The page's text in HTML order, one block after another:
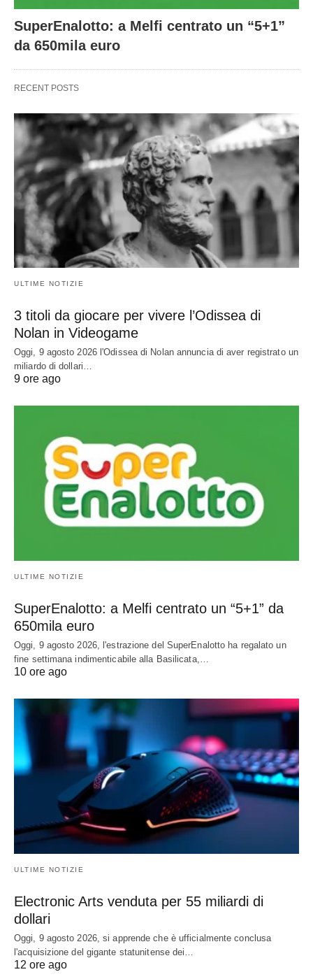
SuperEnalotto: a Melfi centrato un “5+1”
da 650mila euro
RECENT POSTS
ULTIME NOTIZIE
3 titoli da giocare per vivere l’Odissea di
Nolan in Videogame
Oggi, 9 agosto 2026 l'Odissea di Nolan annuncia di aver registrato un
miliardo di dollari…
9 ore ago
ULTIME NOTIZIE
SuperEnalotto: a Melfi centrato un “5+1” da
650mila euro
Oggi, 9 agosto 2026, l'estrazione del SuperEnalotto ha regalato un
fine settimana indimenticabile alla Basilicata,…
10 ore ago
ULTIME NOTIZIE
Electronic Arts venduta per 55 miliardi di
dollari
Oggi, 9 agosto 2026, si apprende che è ufficialmente conclusa
l'acquisizione del gigante statunitense dei…
12 ore ago